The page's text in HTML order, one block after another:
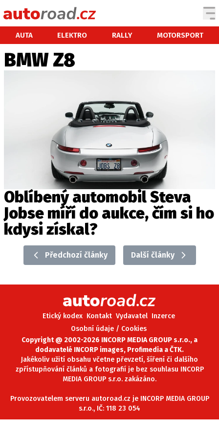
AUTA ELEKTRO RALLY MOTORSPORT
AUTA
NOVINKY
SPY
HISTORIE
TECHNIKA
EKONOMIKA
ČESKÝ TRH
TUNING
PROFI
ELEKTRO
NOVINKY ZE SVĚTA EV
TESTY ELEKTROMOBILŮ
RALLY
OSTATNÍ
TISKOVKY
ROZHOVORY
DAKAR
Z DOMOVA
ZE SVĚTA
MOTORSPORT
BMW Z8
Oblíbený automobil Steva
Jobse míří do aukce, čím si ho
kdysi získal?
Předchozí články Další články
Etický kodex Kontakt Vydavatel Inzerce
Osobní údaje / Cookies
Copyright @ 2002-2026 INCORP MEDIA GROUP s.r.o., a
dodavatelé INCORP images, Profimedia a ČTK.
Jakékoliv užití obsahu včetne převzetí, šíření či dalšího
zpřístupňování článků a fotografií je bez souhlasu INCORP
MEDIA GROUP s.r.o. zakázáno.
Provozovatelem serveru autoroad.cz je INCORP MEDIA GROUP
s.r.o., IČ: 118 23 054